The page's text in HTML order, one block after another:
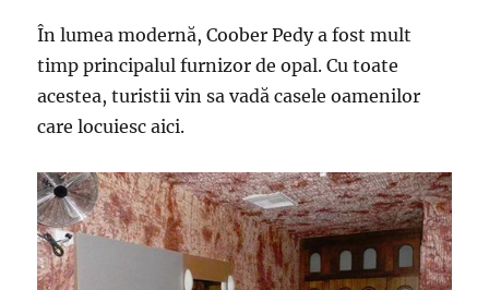
În lumea modernă, Coober Pedy a fost mult
timp principalul furnizor de opal. Cu toate
acestea, turistii vin sa vadă casele oamenilor
care locuiesc aici.